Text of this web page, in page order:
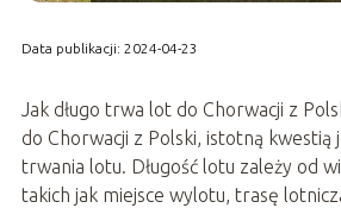
Data publikacji: 2024-04-23
Jak długo trwa lot do Chorwacji z
do Chorwacji z Polski, istotną kwestią
trwania lotu. Długość lotu zależy od
takich jak miejsce wylotu, trasę